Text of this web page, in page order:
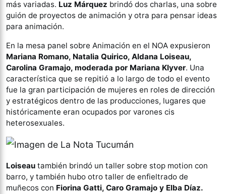
más variadas. Luz Márquez brindó dos charlas, una sobre
guión de proyectos de animación y otra para pensar ideas
para animación.
En la mesa panel sobre Animación en el NOA expusieron
Mariana Romano, Natalia Quirico, Aldana Loiseau,
Carolina Gramajo, moderada por Mariana Klyver. Una
característica que se repitió a lo largo de todo el evento
fue la gran participación de mujeres en roles de dirección
y estratégicos dentro de las producciones, lugares que
históricamente eran ocupados por varones cis
heterosexuales.
Loiseau también brindó un taller sobre stop motion con
barro, y también hubo otro taller de enfieltrado de
muñecos con Fiorina Gatti, Caro Gramajo y Elba Díaz.